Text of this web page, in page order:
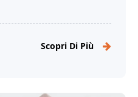
Scopri Di Più